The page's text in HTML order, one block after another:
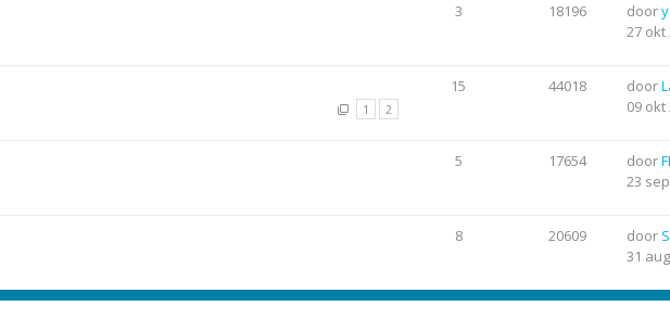
3 18196 door
27 okt
1 2
15 44018 door
09 okt
5 17654 door
23
8 20609 door
31